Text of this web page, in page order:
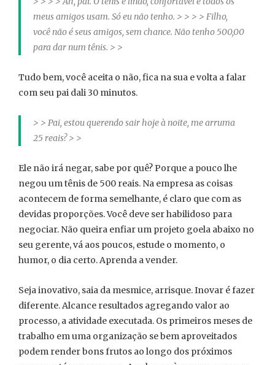
meus amigos usam. Só eu não tenho. > > > > Filho,
você não é seus amigos, sem chance. Não tenho 500,00
para dar num tênis. > >
Tudo bem, você aceita o não, fica na sua e volta a falar
com seu pai dali 30 minutos.
> > Pai, estou querendo sair hoje à noite, me arruma
25 reais? > >
Ele não irá negar, sabe por quê? Porque a pouco lhe
negou um tênis de 500 reais. Na empresa as coisas
acontecem de forma semelhante, é claro que com as
devidas proporções. Você deve ser habilidoso para
negociar. Não queira enfiar um projeto goela abaixo no
seu gerente, vá aos poucos, estude o momento, o
humor, o dia certo. Aprenda a vender.
Seja inovativo, saia da mesmice, arrisque. Inovar é fazer
diferente. Alcance resultados agregando valor ao
processo, a atividade executada. Os primeiros meses de
trabalho em uma organização se bem aproveitados
podem render bons frutos ao longo dos próximos